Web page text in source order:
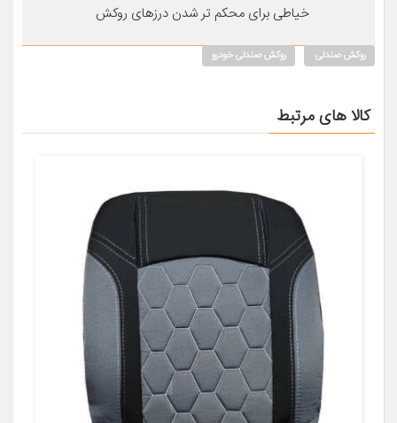
خیاطی برای محکم تر شدن درزهای روکش
روکش صندلی روکش صندلی خودرو
کالا های مرتبط